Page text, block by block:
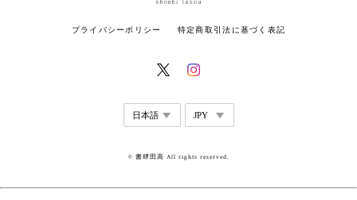
プライバシーポリシー 特定商取引法に基づく表記
© 書肆田高 All rights reserved.